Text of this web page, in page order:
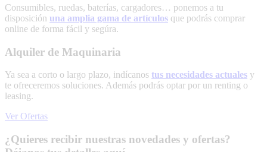
Consumibles, ruedas, baterías, cargadores… ponemos a tu
disposición una amplia gama de artículos que podrás comprar
online de forma fácil y segúra.
Alquiler de Maquinaria
Ya sea a corto o largo plazo, indícanos tus necesidades actuales y
te ofreceremos soluciones. Además podrás optar por un renting o
leasing.
Ver Ofertas
¿Quieres recibir nuestras novedades y ofertas?